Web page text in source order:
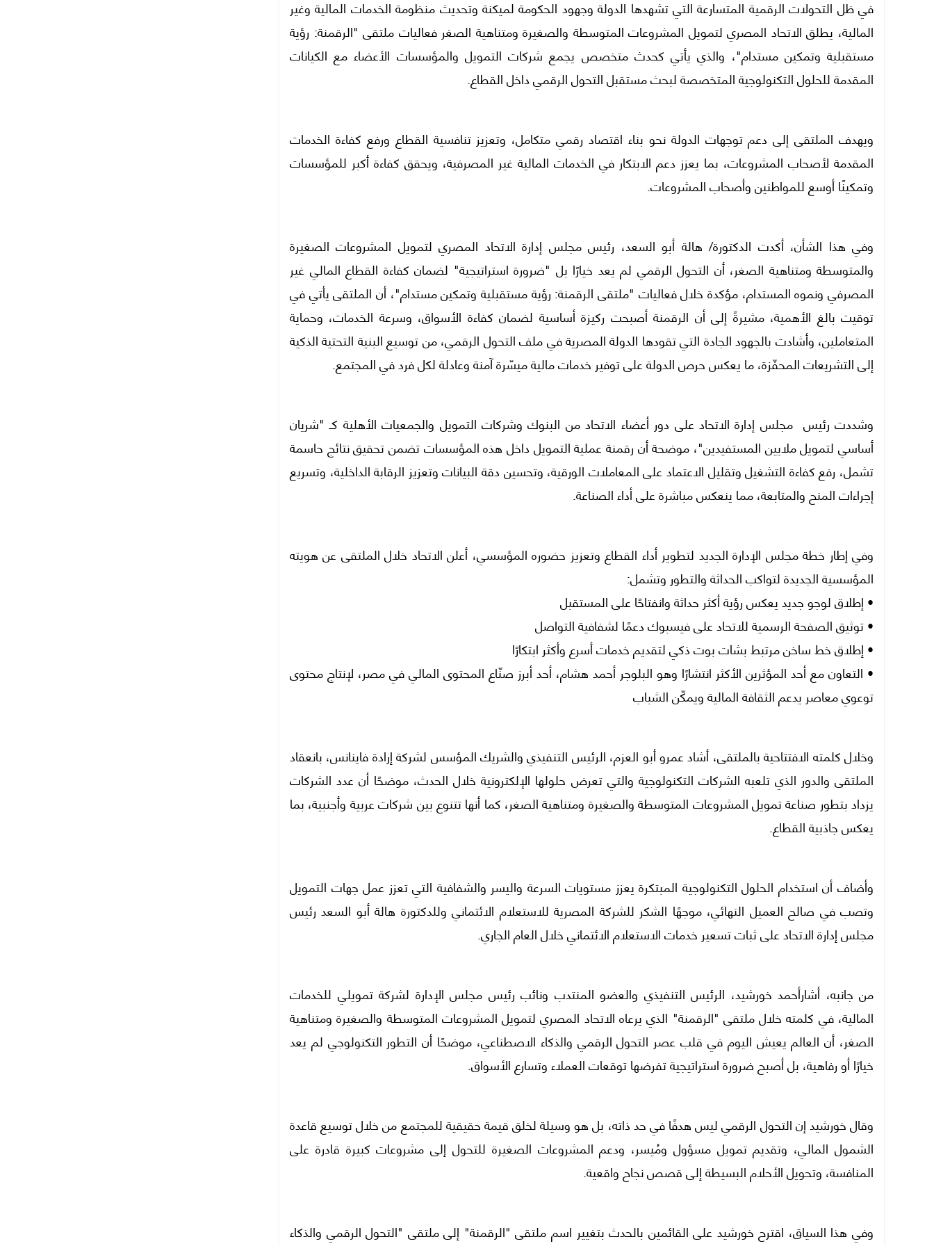
في ظل التحولات الرقمية المتسارعة التي تشهدها الدولة وجهود الحكومة لميكنة وتحديث منظومة الخدمات المالية وغير
المالية، يطلق الاتحاد المصري لتمويل المشروعات المتوسطة والصغيرة ومتناهية الصغر فعاليات ملتقى "الرقمنة: رؤية
مستقبلية وتمكين مستدام"، والذي يأتي كحدث متخصص يجمع شركات التمويل والمؤسسات الأعضاء مع الكيانات
المقدمة للحلول التكنولوجية المتخصصة لبحث مستقبل التحول الرقمي داخل القطاع.
ويهدف الملتقى إلى دعم توجهات الدولة نحو بناء اقتصاد رقمي متكامل، وتعزيز تنافسية القطاع ورفع كفاءة الخدمات
المقدمة لأصحاب المشروعات، بما يعزز دعم الابتكار في الخدمات المالية غير المصرفية، ويحقق كفاءة أكبر للمؤسسات
وتمكينًا أوسع للمواطنين وأصحاب المشروعات.
وفي هذا الشأن، أكدت الدكتورة/ هالة أبو السعد، رئيس مجلس إدارة الاتحاد المصري لتمويل المشروعات الصغيرة
والمتوسطة ومتناهية الصغر، أن التحول الرقمي لم يعد خيارًا بل "ضرورة استراتيجية" لضمان كفاءة القطاع المالي غير
المصرفي ونموه المستدام، مؤكدة خلال فعاليات "ملتقى الرقمنة: رؤية مستقبلية وتمكين مستدام"، أن الملتقى يأتي في
توقيت بالغ الأهمية، مشيرةً إلى أن الرقمنة أصبحت ركيزة أساسية لضمان كفاءة الأسواق، وسرعة الخدمات، وحماية
المتعاملين، وأشادت بالجهود الجادة التي تقودها الدولة المصرية في ملف التحول الرقمي، من توسيع البنية التحتية الذكية
إلى التشريعات المحفّزة، ما يعكس حرص الدولة على توفير خدمات مالية ميسّرة آمنة وعادلة لكل فرد في المجتمع.
وشددت رئيس مجلس إدارة الاتحاد على دور أعضاء الاتحاد من البنوك وشركات التمويل والجمعيات الأهلية كـ "شريان
أساسي لتمويل ملايين المستفيدين"، موضحة أن رقمنة عملية التمويل داخل هذه المؤسسات تضمن تحقيق نتائج حاسمة
تشمل، رفع كفاءة التشغيل وتقليل الاعتماد على المعاملات الورقية، وتحسين دقة البيانات وتعزيز الرقابة الداخلية، وتسريع
إجراءات المنح والمتابعة، مما ينعكس مباشرة على أداء الصناعة.
وفي إطار خطة مجلس الإدارة الجديد لتطوير أداء القطاع وتعزيز حضوره المؤسسي، أعلن الاتحاد خلال الملتقى عن هويته
المؤسسية الجديدة لتواكب الحداثة والتطور وتشمل:
• إطلاق لوجو جديد يعكس رؤية أكثر حداثة وانفتاحًا على المستقبل
• توثيق الصفحة الرسمية للاتحاد على فيسبوك دعمًا لشفافية التواصل
• إطلاق خط ساخن مرتبط بشات بوت ذكي لتقديم خدمات أسرع وأكثر ابتكارًا
• التعاون مع أحد المؤثرين الأكثر انتشارًا وهو البلوجر أحمد هشام، أحد أبرز صنّاع المحتوى المالي في مصر، لإنتاج محتوى
توعوي معاصر يدعم الثقافة المالية ويمكّن الشباب
وخلال كلمته الافتتاحية بالملتقى، أشاد عمرو أبو العزم، الرئيس التنفيذي والشريك المؤسس لشركة إرادة فاينانس، بانعقاد
الملتقى والدور الذي تلعبه الشركات التكنولوجية والتي تعرض حلولها الإلكترونية خلال الحدث، موضحًا أن عدد الشركات
يزداد بتطور صناعة تمويل المشروعات المتوسطة والصغيرة ومتناهية الصغر، كما أنها تتنوع بين شركات عربية وأجنبية، بما
يعكس جاذبية القطاع.
وأضاف أن استخدام الحلول التكنولوجية المبتكرة يعزز مستويات السرعة واليسر والشفافية التي تعزز عمل جهات التمويل
وتصب في صالح العميل النهائي، موجهًا الشكر للشركة المصرية للاستعلام الائتماني وللدكتورة هالة أبو السعد رئيس
مجلس إدارة الاتحاد على ثبات تسعير خدمات الاستعلام الائتماني خلال العام الجاري.
من جانبه، أشارأحمد خورشيد، الرئيس التنفيذي والعضو المنتدب ونائب رئيس مجلس الإدارة لشركة تمويلي للخدمات
المالية، في كلمته خلال ملتقى "الرقمنة" الذي يرعاه الاتحاد المصري لتمويل المشروعات المتوسطة والصغيرة ومتناهية
الصغر، أن العالم يعيش اليوم في قلب عصر التحول الرقمي والذكاء الاصطناعي، موضحًا أن التطور التكنولوجي لم يعد
خيارًا أو رفاهية، بل أصبح ضرورة استراتيجية تفرضها توقعات العملاء وتسارع الأسواق.
وقال خورشيد إن التحول الرقمي ليس هدفًا في حد ذاته، بل هو وسيلة لخلق قيمة حقيقية للمجتمع من خلال توسيع قاعدة
الشمول المالي، وتقديم تمويل مسؤول ومُيسر، ودعم المشروعات الصغيرة للتحول إلى مشروعات كبيرة قادرة على
المنافسة، وتحويل الأحلام البسيطة إلى قصص نجاح واقعية.
وفي هذا السياق، اقترح خورشيد على القائمين بالحدث بتغيير اسم ملتقى "الرقمنة" إلى ملتقى "التحول الرقمي والذكاء